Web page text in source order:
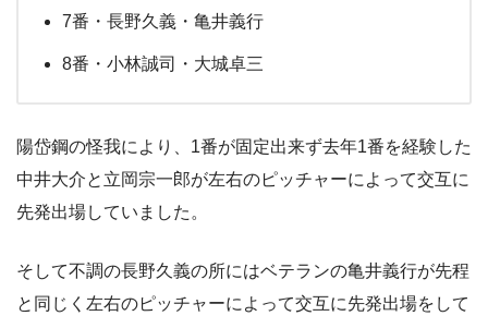
7番・長野久義・亀井義行
8番・小林誠司・大城卓三
陽岱鋼の怪我により、1番が固定出来ず去年1番を経験した
中井大介と立岡宗一郎が左右のピッチャーによって交互に
先発出場していました。
そして不調の長野久義の所にはベテランの亀井義行が先程
と同じく左右のピッチャーによって交互に先発出場をして